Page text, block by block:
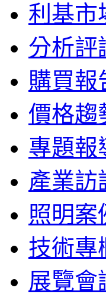
利基市
分析評
購買報
價格趨
專題報
產業訪
照明案
技術專
展覽會